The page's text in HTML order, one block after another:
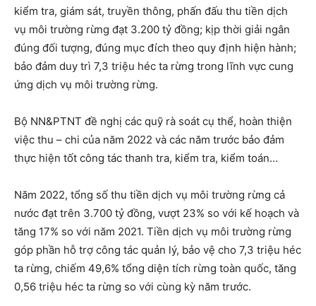
kiểm tra, giám sát, truyền thông, phấn đấu thu tiền dịch
vụ môi trường rừng đạt 3.200 tỷ đồng; kịp thời giải ngân
đúng đối tượng, đúng mục đích theo quy định hiện hành;
bảo đảm duy trì 7,3 triệu héc ta rừng trong lĩnh vực cung
ứng dịch vụ môi trường rừng.
Bộ NN&PTNT đề nghị các quỹ rà soát cụ thể, hoàn thiện
việc thu – chi của năm 2022 và các năm trước bảo đảm
thực hiện tốt công tác thanh tra, kiểm tra, kiểm toán…
Năm 2022, tổng số thu tiền dịch vụ môi trường rừng cả
nước đạt trên 3.700 tỷ đồng, vượt 23% so với kế hoạch và
tăng 17% so với năm 2021. Tiền dịch vụ môi trường rừng
góp phần hỗ trợ công tác quản lý, bảo vệ cho 7,3 triệu héc
ta rừng, chiếm 49,6% tổng diện tích rừng toàn quốc, tăng
0,56 triệu héc ta rừng so với cùng kỳ năm trước.